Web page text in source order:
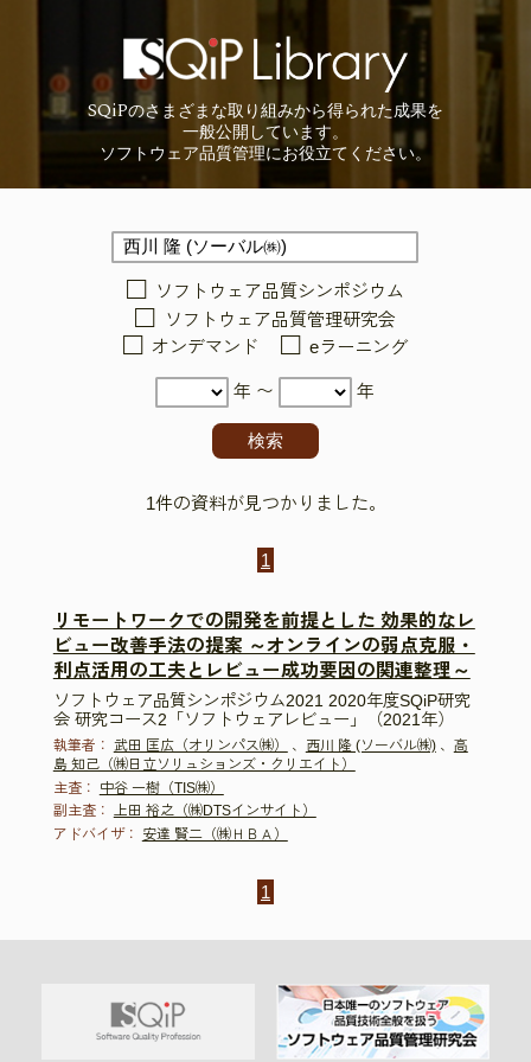
SQiPのさまざまな取り組みから得られた成果を
一般公開しています。
ソフトウェア品質管理にお役立てください。
ソフトウェア品質シンポジウム
ソフトウェア品質管理研究会
オンデマンド
eラーニング
年 〜 年
1件の資料が見つかりました。
1
リモートワークでの開発を前提とした 効果的なレ
ビュー改善手法の提案 ～オンラインの弱点克服・
利点活用の工夫とレビュー成功要因の関連整理～
ソフトウェア品質シンポジウム2021 2020年度SQiP研究
会 研究コース2「ソフトウェアレビュー」（2021年）
執筆者： 武田 匡広（オリンパス㈱） 、 西川 隆 (ソーバル㈱)、 高
島 知己（㈱日立ソリュションズ・クリエイト）
主査：
中谷 一樹（TIS㈱）
副主査： 上田 裕之（㈱DTSインサイト）
アドバイザ：
安達 賢二（㈱ＨＢＡ）
1